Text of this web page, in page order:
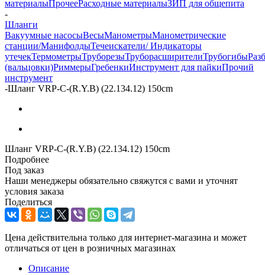
материалыПрочееРасходные материалыЗИП для общепита
-
Шланги
Вакуумные насосыВесыМанометрыМанометрические
станции/МанифолдыТечеискатели/ Индикаторы
утечекТермометрыТруборезыТруборасширителиТрубогибы
(вальцовки)РиммерыГребенкиИнструмент для пайкиПрочий
инструмент
-Шланг VRP-C-(R.Y.B) (22.134.12) 150cm
Шланг VRP-C-(R.Y.B) (22.134.12) 150cm
Подробнее
Под заказ
Наши менеджеры обязательно свяжутся с вами и уточнят
условия заказа
Поделиться
Цена действительна только для интернет-магазина и может
отличаться от цен в розничных магазинах
Описание